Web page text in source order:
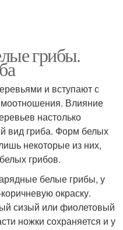
грибы.
и вступают с
Влияние
настолько
вид гриба. Форм белых
некоторые из них,
грибов.
белые грибы, у
окраску.
сизый или фиолетовый
ножки сохраняется и у